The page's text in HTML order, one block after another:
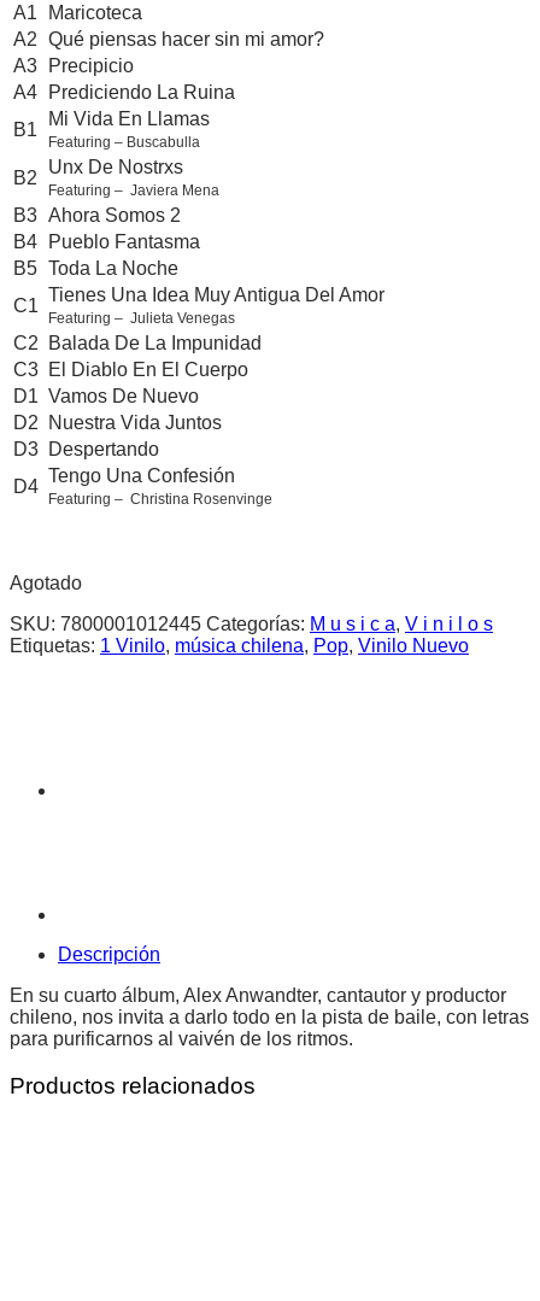
A1
Maricoteca
A2 Qué piensas hacer sin mi amor?
A3
Precipicio
A4
Prediciendo La Ruina
B1
Mi Vida En Llamas
Featuring – Buscabulla
B2
Unx De Nostrxs
Featuring – Javiera Mena
B3 Ahora Somos 2
B4
Pueblo Fantasma
B5 Toda La Noche
C1
Tienes Una Idea Muy Antigua Del Amor
Featuring – Julieta Venegas
C2
Balada De La Impunidad
C3 El Diablo En El Cuerpo
D1 Vamos De Nuevo
D2
Nuestra Vida Juntos
D3 Despertando
D4
Tengo Una Confesión
Featuring – Christina Rosenvinge
Agotado
SKU: 7800001012445 Categorías: M u s i c a, V i n i l o s
Etiquetas: 1 Vinilo, música chilena, Pop, Vinilo Nuevo
Descripción
En su cuarto álbum, Alex Anwandter, cantautor y productor
chileno, nos invita a darlo todo en la pista de baile, con letras
para purificarnos al vaivén de los ritmos.
Productos relacionados